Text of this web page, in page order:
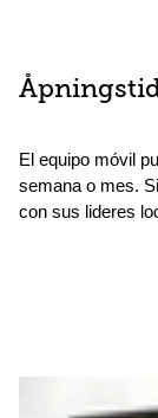
El equipo móvil
semana o mes.
con sus lideres